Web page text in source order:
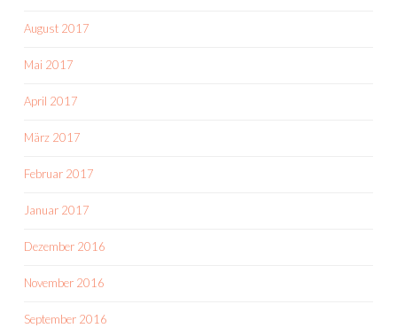
August 2017
Mai 2017
April 2017
März 2017
Februar 2017
Januar 2017
Dezember 2016
November 2016
September 2016